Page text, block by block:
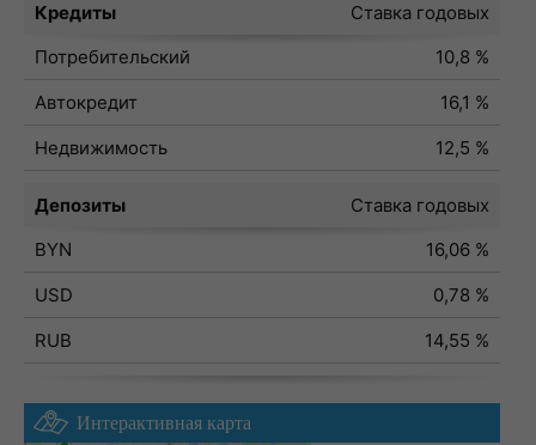
Кредиты
Ставка годовых
Потребительский
10,8 %
Автокредит
16,1 %
Недвижимость
12,5 %
Депозиты
Ставка годовых
BYN
16,06 %
USD
0,78 %
RUB
14,55 %
Интерактивная карта